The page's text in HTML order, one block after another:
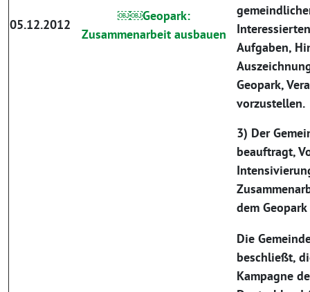
05.12.2012
￼￼Geopark:
Zusammenarbeit ausbauen
Aufgaben,
Geopark,
vorzustellen.
3) Der
beauftragt,
dem
Die
beschließt,
Kampagne